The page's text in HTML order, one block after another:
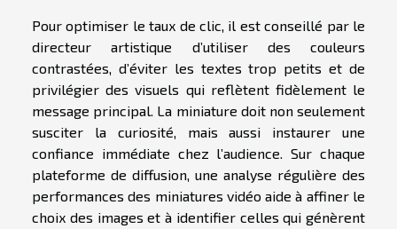
Pour optimiser le taux de clic, il est conseillé par le
directeur artistique d’utiliser des couleurs
contrastées, d’éviter les textes trop petits et de
privilégier des visuels qui reflètent fidèlement le
message principal. La miniature doit non seulement
susciter la curiosité, mais aussi instaurer une
confiance immédiate chez l’audience. Sur chaque
plateforme de diffusion, une analyse régulière des
performances des miniatures vidéo aide à affiner le
choix des images et à identifier celles qui génèrent